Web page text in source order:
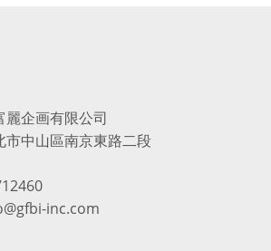
麗企画有限公司
市中山區南京東路二段
inc.com